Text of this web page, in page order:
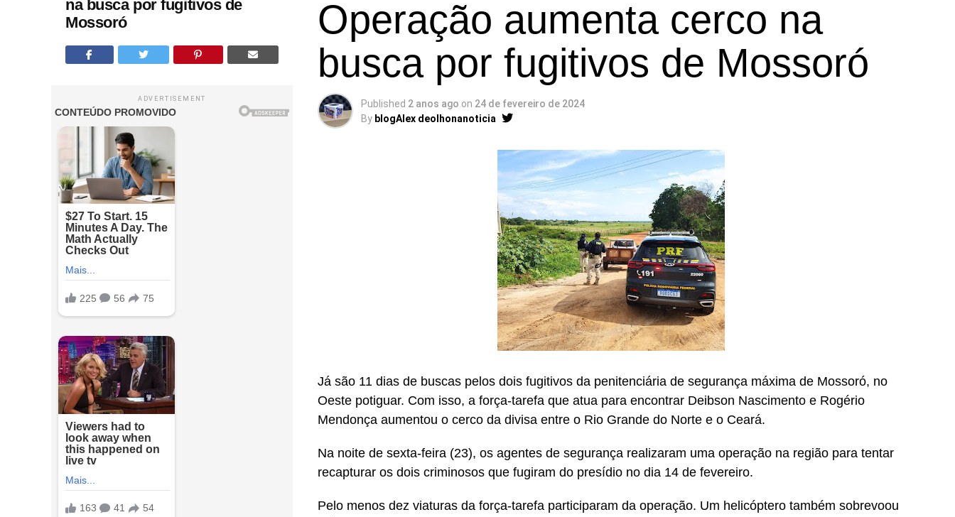
na busca por fugitivos de
Mossoró
ADVERTISEMENT
Operação aumenta cerco na
busca por fugitivos de Mossoró
Published 2 anos ago on 24 de fevereiro de 2024
By blogAlex deolhonanoticia
Já são 11 dias de buscas pelos dois fugitivos da penitenciária de segurança máxima de Mossoró, no
Oeste potiguar. Com isso, a força-tarefa que atua para encontrar Deibson Nascimento e Rogério
Mendonça aumentou o cerco da divisa entre o Rio Grande do Norte e o Ceará.
Na noite de sexta-feira (23), os agentes de segurança realizaram uma operação na região para tentar
recapturar os dois criminosos que fugiram do presídio no dia 14 de fevereiro.
Pelo menos dez viaturas da força-tarefa participaram da operação. Um helicóptero também sobrevoou